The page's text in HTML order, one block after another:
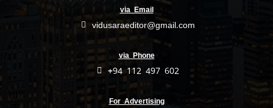
via Email
vidusaraeditor@gmail.com
via Phone
+94 112 497 602
For Advertising